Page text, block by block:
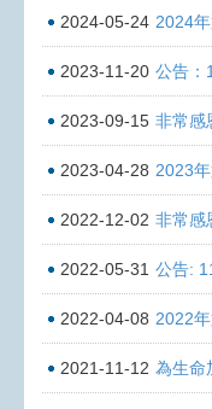
2024-05-24 2024
2023-11-20 公告：
2023-09-15 非常感
2023-04-28 2023
2022-12-02 非常感
2022-05-31 公告:
2022-04-08 2022
2021-11-12 為生命